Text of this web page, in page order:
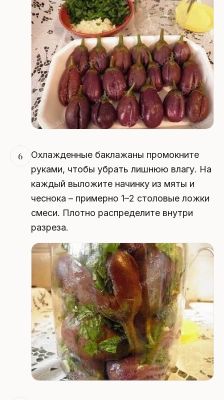
6
Охлажденные баклажаны промокните
руками, чтобы убрать лишнюю влагу. На
каждый выложите начинку из мяты и
чеснока – примерно 1–2 столовые ложки
смеси. Плотно распределите внутри
разреза.